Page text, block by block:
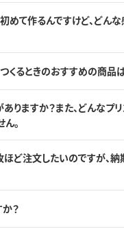
めて作るんですけど、どん
くるときのおすすめの商品
りますか？また、どんなプ
。
ど注文したいのですが、
？